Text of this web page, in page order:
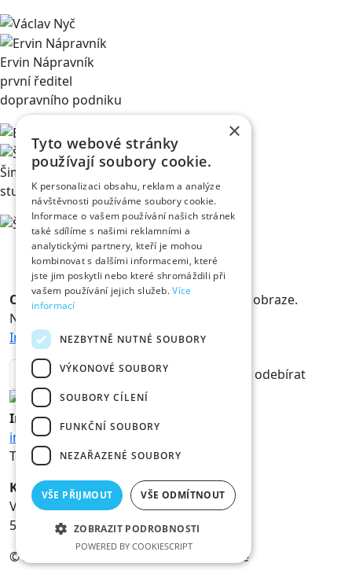
Ervin Nápravník
první ředitel
dopravního podniku
Šimon Chvátil
student medicíny
Odběr novinekKrálové a Královny jsou v obraze.
Novinky vám rádi doručíme na mail.
Informace o zpracování osobních údajů
odebírat
Informace
info@hk800.cz
T:
+420 734 561 247
Kancelář oslav
Velké náměstí 1/3
500 03 Hradec Králové
© 2026 Statutární město Hradec Králové
×
Tyto webové stránky
používají soubory cookie.
K personalizaci obsahu, reklam a analýze
návštěvnosti používáme soubory cookie.
Informace o vašem používání našich stránek
také sdílíme s našimi reklamními a
analytickými partnery, kteří je mohou
kombinovat s dalšími informacemi, které
jste jim poskytli nebo které shromáždili při
vašem používání jejich služeb.Více
informací
NEZBYTNĚ NUTNÉ SOUBORY
VÝKONOVÉ SOUBORY
SOUBORY CÍLENÍ
FUNKČNÍ SOUBORY
NEZAŘAZENÉ SOUBORY
VŠE PŘIJMOUT VŠE ODMÍTNOUT
ZOBRAZIT PODROBNOSTI
POWERED BY COOKIESCRIPT